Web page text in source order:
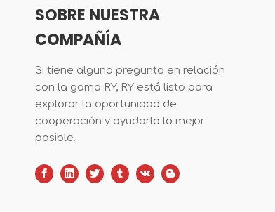
SOBRE NUESTRA
COMPAÑÍA
Si tiene alguna pregunta en relación
con la gama RY, RY está listo para
explorar la oportunidad de
cooperación y ayudarlo lo mejor
posible.